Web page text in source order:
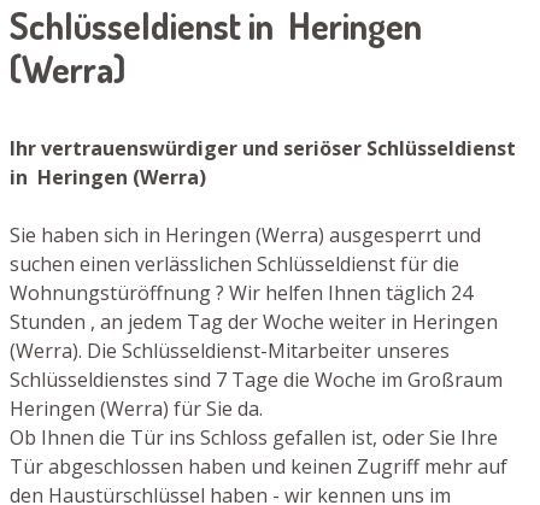
Schlüsseldienst in Heringen
(Werra)
Ihr vertrauenswürdiger und seriöser Schlüsseldienst
in Heringen (Werra)
Sie haben sich in Heringen (Werra) ausgesperrt und
suchen einen verlässlichen Schlüsseldienst für die
Wohnungstüröffnung ? Wir helfen Ihnen täglich 24
Stunden , an jedem Tag der Woche weiter in Heringen
(Werra). Die Schlüsseldienst-Mitarbeiter unseres
Schlüsseldienstes sind 7 Tage die Woche im Großraum
Heringen (Werra) für Sie da.
Ob Ihnen die Tür ins Schloss gefallen ist, oder Sie Ihre
Tür abgeschlossen haben und keinen Zugriff mehr auf
den Haustürschlüssel haben - wir kennen uns im